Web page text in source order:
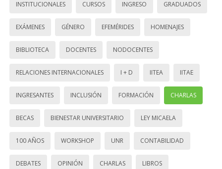
INSTITUCIONALES CURSOS INGRESO GRADUADOS
EXÁMENES GÉNERO EFEMÉRIDES HOMENAJES
BIBLIOTECA DOCENTES NODOCENTES
RELACIONES INTERNACIONALES I + D IITEA IITAE
INGRESANTES INCLUSIÓN FORMACIÓN CHARLAS
BECAS BIENESTAR UNIVERSITARIO LEY MICAELA
100 AÑOS WORKSHOP UNR CONTABILIDAD
DEBATES OPINIÓN CHARLAS LIBROS